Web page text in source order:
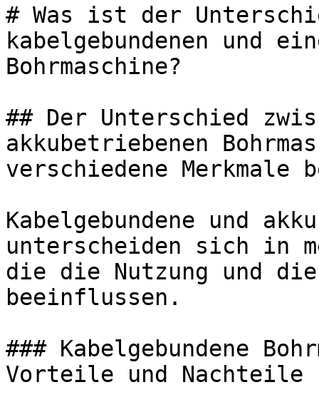
# Was ist der
kabelgebundenen und
Bohrmaschine?
## Der Unterschied
akkubetriebenen
verschiedene Merkmale
Kabelgebundene und
unterscheiden sich in
die die Nutzung und
beeinflussen.
### Kabelgebundene
Vorteile und Nachteile